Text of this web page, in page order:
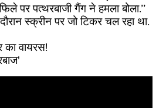
पर पत्थरबाजी गैंग ने हमला बोला.’’
स्क्रीन पर जो टिकर चल रहा था.
का वायरस!